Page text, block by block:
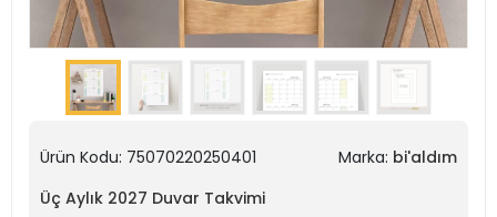
Ürün Kodu: 75070220250401 Marka: bi'aldım
Üç Aylık 2027 Duvar Takvimi